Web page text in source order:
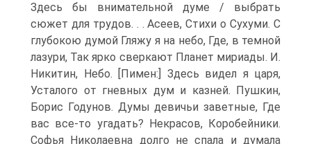
Здесь бы внимательной думе / выбрать
сюжет для трудов. . . Асеев, Стихи о Сухуми. С
глубокою думой Гляжу я на небо, Где, в темной
лазури, Так ярко сверкают Планет мириады. И.
Никитин, Небо. [Пимен:] Здесь видел я царя,
Усталого от гневных дум и казней. Пушкин,
Борис Годунов. Думы девичьи заветные, Где
вас все-то угадать? Некрасов, Коробейники.
Софья Николаевна долго не спала и думала